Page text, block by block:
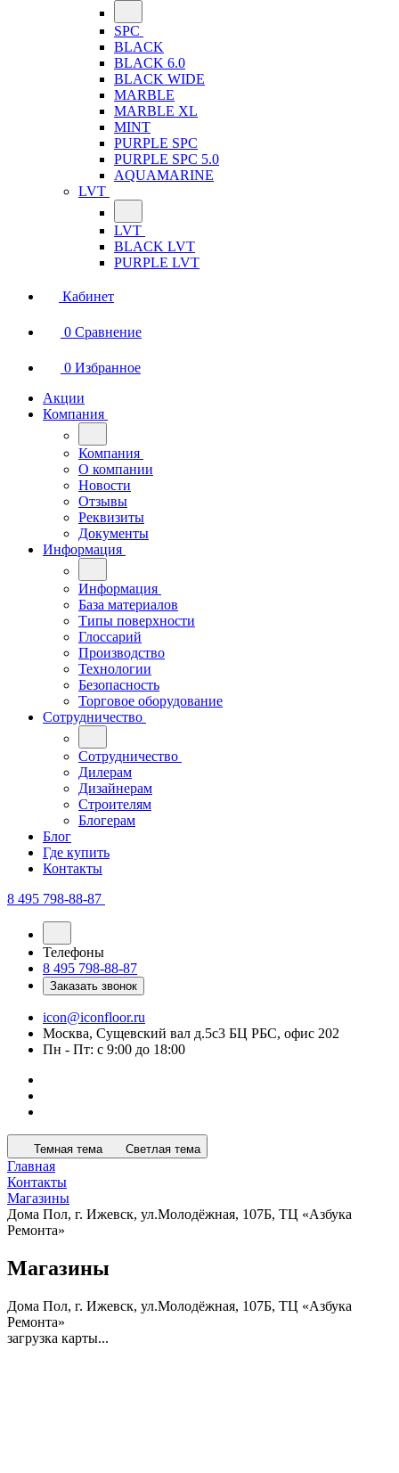
SPC
BLACK
BLACK 6.0
BLACK WIDE
MARBLE
MARBLE XL
MINT
PURPLE SPC
PURPLE SPC 5.0
AQUAMARINE
LVT
LVT
BLACK LVT
PURPLE LVT
Кабинет
0 Сравнение
0 Избранное
Акции
Компания
Компания
О компании
Новости
Отзывы
Реквизиты
Документы
Информация
Информация
База материалов
Типы поверхности
Глоссарий
Производство
Технологии
Безопасность
Торговое оборудование
Сотрудничество
Сотрудничество
Дилерам
Дизайнерам
Строителям
Блогерам
Блог
Где купить
Контакты
8 495 798-88-87
Телефоны
8 495 798-88-87
Заказать звонок
icon@iconfloor.ru
Москва, Сущевский вал д.5с3 БЦ РБС, офис 202
Пн - Пт: с 9:00 до 18:00
Темная тема Светлая тема
Главная
Контакты
Магазины
Дома Пол, г. Ижевск, ул.Молодёжная, 107Б, ТЦ «Азбука
Ремонта»
Магазины
Дома Пол, г. Ижевск, ул.Молодёжная, 107Б, ТЦ «Азбука
Ремонта»
загрузка карты...